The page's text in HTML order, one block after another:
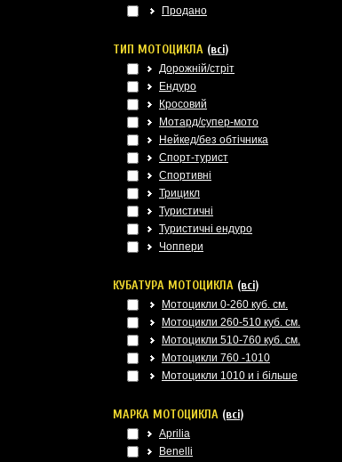
Продано
ТИП МОТОЦИКЛА (всі)
Дорожній/стріт
Ендуро
Кросовий
Мотард/супер-мото
Нейкед/без обтічника
Спорт-турист
Спортивні
Трицикл
Туристичні
Туристичні ендуро
Чоппери
КУБАТУРА МОТОЦИКЛА (всі)
Мотоцикли 0-260 куб. см.
Мотоцикли 260-510 куб. см.
Мотоцикли 510-760 куб. см.
Мотоцикли 760 -1010
Мотоцикли 1010 и і більше
МАРКА МОТОЦИКЛА (всі)
Aprilia
Benelli